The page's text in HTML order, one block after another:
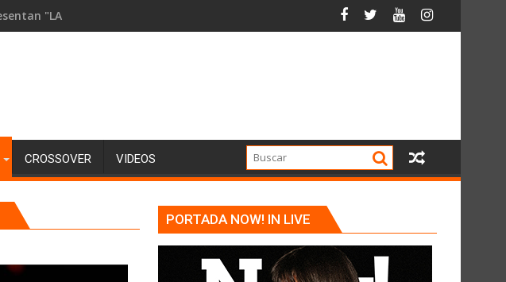
CROSSOVER VIDEOS
PORTADA NOW! IN LIVE